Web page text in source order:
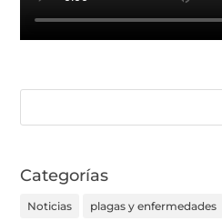
Categorías
Noticias plagas y enfermedades